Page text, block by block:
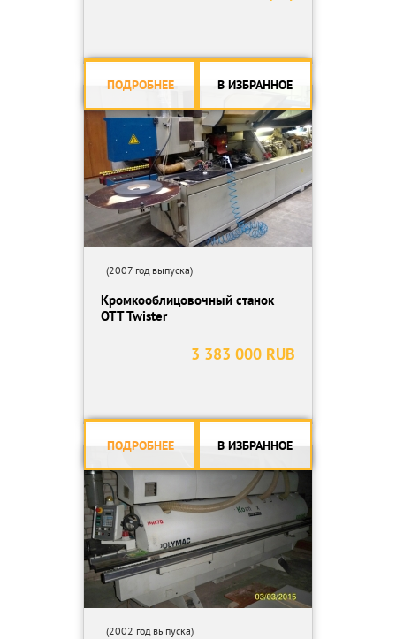
ПОДРОБНЕЕ В ИЗБРАННОЕ
(2007 год выпуска)
Кромкооблицовочный станок
OTT Twister
3 383 000 RUB
ПОДРОБНЕЕ В ИЗБРАННОЕ
(2002 год выпуска)